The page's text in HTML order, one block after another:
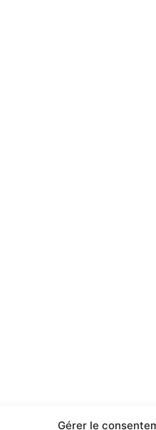
Gérer le